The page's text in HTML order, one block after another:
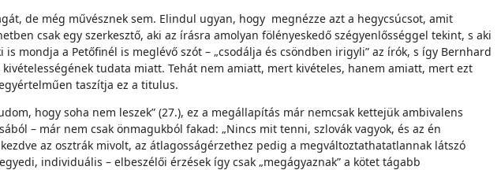
de még művésznek sem. Elindul ugyan, hogy megnézze azt a hegycsúcsot, amit
csak egy szerkesztő, aki az írásra amolyan fölényeskedő szégyenlősséggel tekint, s aki
mondja a Petőfinél is meglévő szót – „csodálja és csöndben irigyli” az írók, s így Bernhard
tudata miatt. Tehát nem amiatt, mert kivételes, hanem amiatt, mert ezt
taszítja ez a titulus.
hogy soha nem leszek” (27.), ez a megállapítás már nemcsak kettejük ambivalens
– már nem csak önmagukból fakad: „Nincs mit tenni, szlovák vagyok, és az én
az osztrák mivolt, az átlagosságérzethez pedig a megváltoztathatatlannak látszó
individuális – elbeszélői érzések így csak „megágyaznak” a kötet tágabb